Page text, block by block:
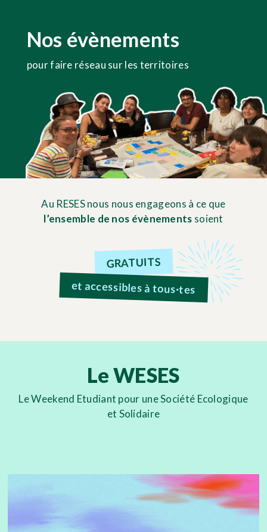
Nos évènements
pour faire réseau sur les territoires
Au RESES nous nous engageons à ce que
l’ensemble de nos évènements soient
GRATUITS
et accessibles à tous·tes
Le WESES
Le Weekend Etudiant pour une Société Ecologique
et Solidaire